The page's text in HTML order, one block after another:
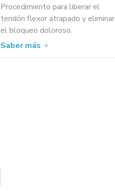
gatillo
Procedimiento para liberar el
tendón flexor atrapado y eliminar
el bloqueo doloroso.
Saber más